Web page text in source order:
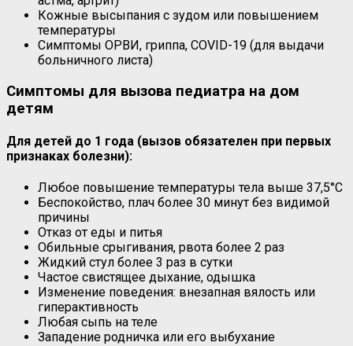
Кожные высыпания с зудом или повышением
температуры
Симптомы ОРВИ, гриппа, COVID-19 (для выдачи
больничного листа)
Симптомы для вызова педиатра на дом
детям
Для детей до 1 года (вызов обязателен при первых
признаках болезни):
Любое повышение температуры тела выше 37,5°C
Беспокойство, плач более 30 минут без видимой
причины
Отказ от еды и питья
Обильные срыгивания, рвота более 2 раз
Жидкий стул более 3 раз в сутки
Частое свистящее дыхание, одышка
Изменение поведения: внезапная вялость или
гиперактивность
Любая сыпь на теле
Западение родничка или его выбухание